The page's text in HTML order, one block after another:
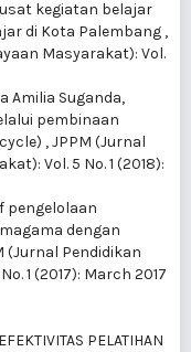
kegiatan belajar
di Kota Palembang ,
Masyarakat): Vol.
Amilia Suganda,
pembinaan
,JPPM (Jurnal
Vol. 5 No. 1 (2018):
pengelolaan
dengan
(Jurnal Pendidikan
1 (2017): March 2017
EFEKTIVITAS PELATIHAN